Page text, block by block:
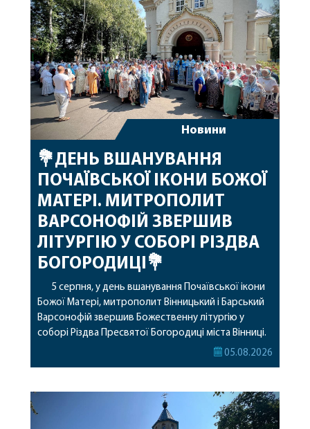
Новини
💐ДЕНЬ ВШАНУВАННЯ
ПОЧАЇВСЬКОЇ ІКОНИ БОЖОЇ
МАТЕРІ. МИТРОПОЛИТ
ВАРСОНОФІЙ ЗВЕРШИВ
ЛІТУРГІЮ У СОБОРІ РІЗДВА
БОГОРОДИЦІ💐
5 серпня, у день вшанування Почаївської ікони
Божої Матері, митрополит Вінницький і Барський
Варсонофій звершив Божественну літургію у
соборі Різдва Пресвятої Богородиці міста Вінниці.
Його Високопреосвященству співслужили
священному сані. Під час богослужіння підносилися
особливі молитви за мир в Україні, за воїнів, які
05.08.2026